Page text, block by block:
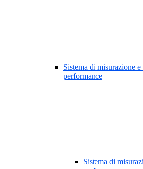
Sistema di misurazione
performance
Sistema di